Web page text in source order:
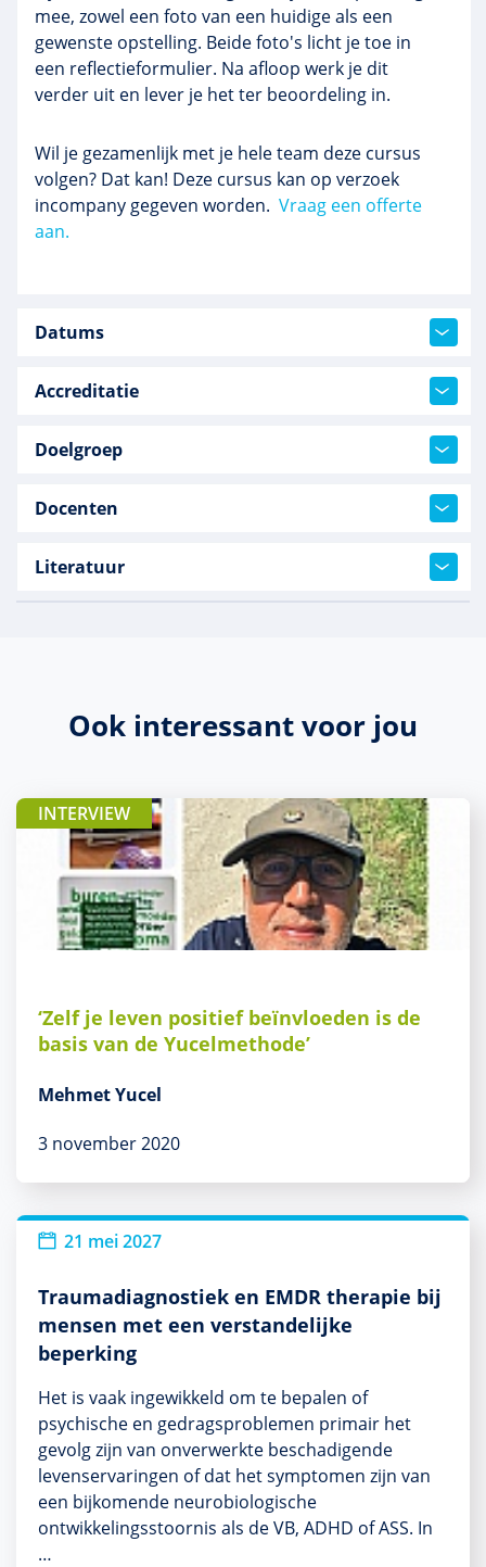
mee, zowel een foto van een huidige als een
gewenste opstelling. Beide foto's licht je toe in
een reflectieformulier. Na afloop werk je dit
verder uit en lever je het ter beoordeling in.
Wil je gezamenlijk met je hele team deze cursus
volgen? Dat kan! Deze cursus kan op verzoek
incompany gegeven worden. Vraag een offerte
aan.
Datums
Accreditatie
Doelgroep
Docenten
Literatuur
Ook interessant voor jou
INTERVIEW
‘Zelf je leven positief beïnvloeden is de
basis van de Yucelmethode’
Mehmet Yucel
3 november 2020
21 mei 2027
Traumadiagnostiek en EMDR therapie bij
mensen met een verstandelijke
beperking
Het is vaak ingewikkeld om te bepalen of
psychische en gedragsproblemen primair het
gevolg zijn van onverwerkte beschadigende
levenservaringen of dat het symptomen zijn van
een bijkomende neurobiologische
ontwikkelingsstoornis als de VB, ADHD of ASS. In
…